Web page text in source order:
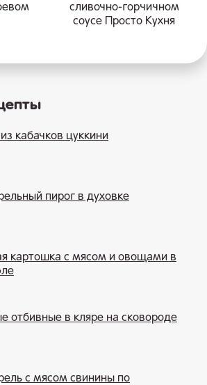
сливочно-горчичном
соусе Просто Кухня
кабачков цуккини
пирог в духовке
картошка с мясом и овощами в
отбивные в кляре на сковороде
с мясом свинины по